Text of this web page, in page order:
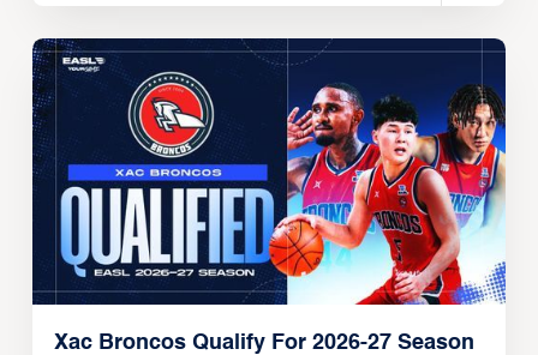
Xac Broncos Qualify For 2026-27 Season